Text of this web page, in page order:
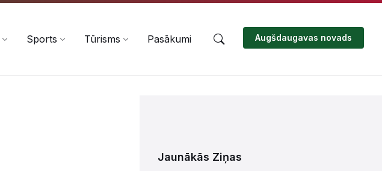
Sports Tūrisms Pasākumi Augšdaugavas novads
Jaunākās Ziņas